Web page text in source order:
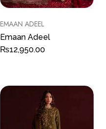
EMAAN ADEEL
Emaan Adeel
₨12,950.00